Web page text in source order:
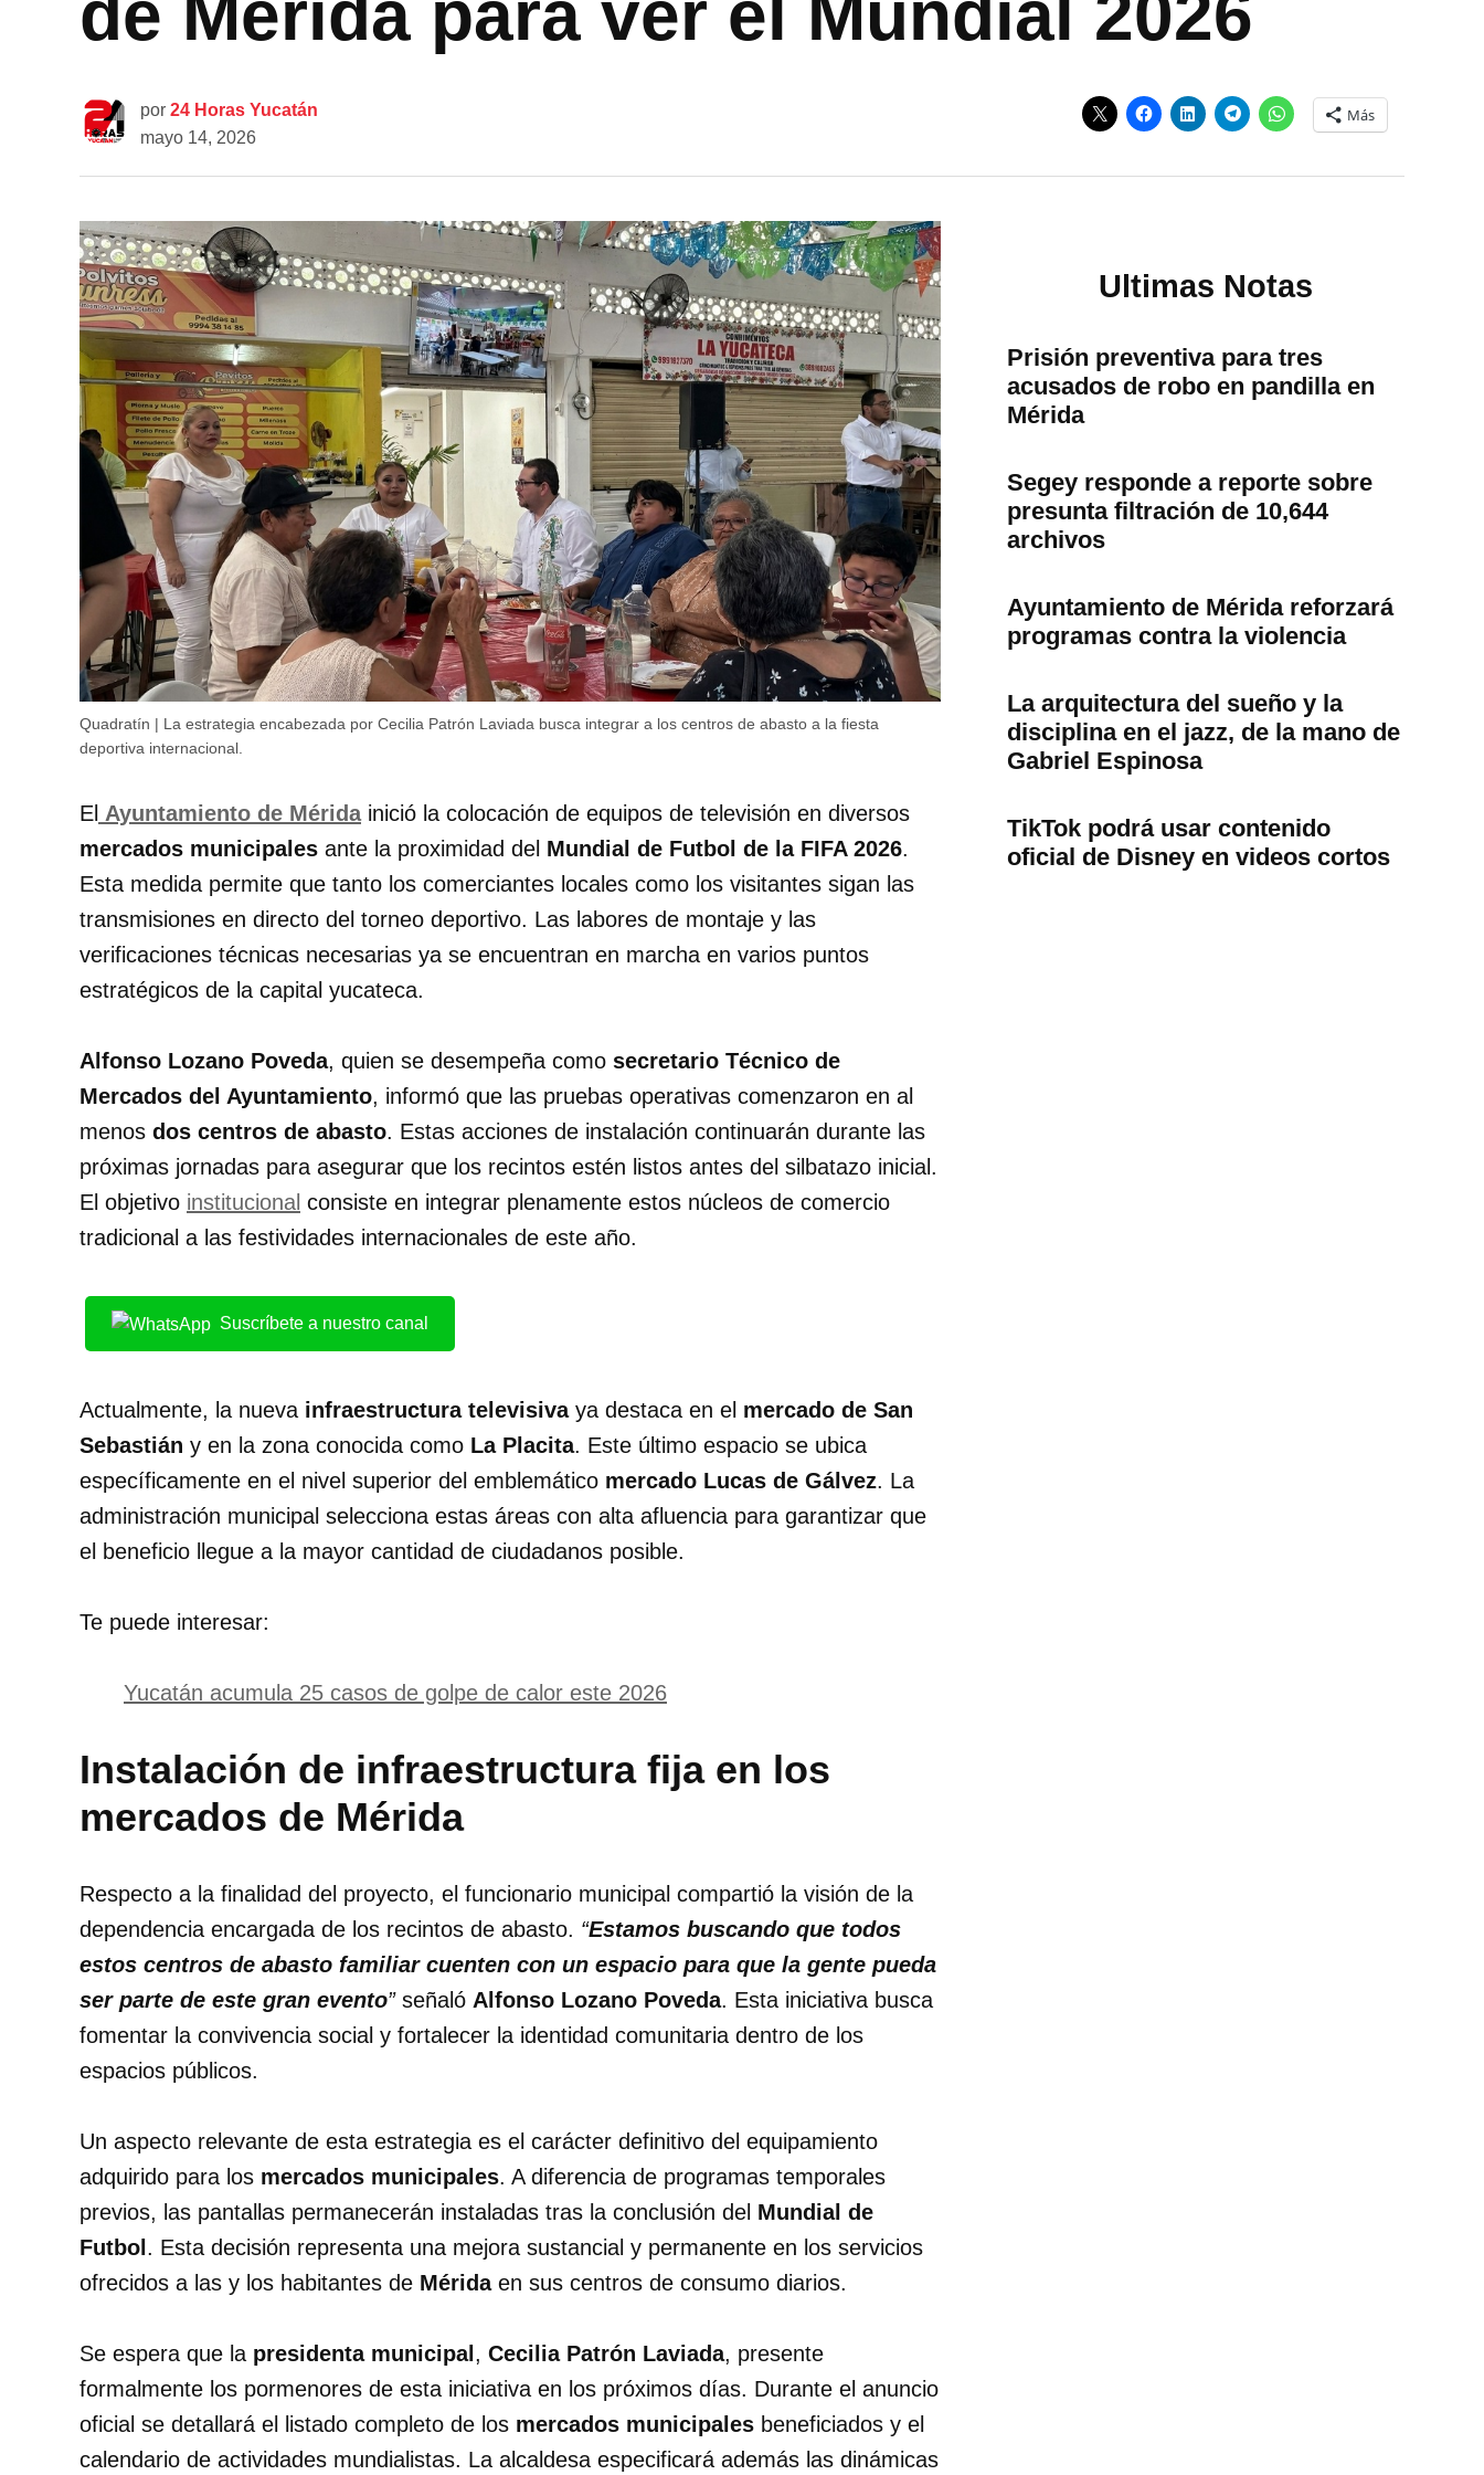
por 24 Horas Yucatán
mayo 14, 2026
Más
Quadratín | La estrategia encabezada por Cecilia Patrón Laviada busca integrar a los centros de abasto a la fiesta
deportiva internacional.
El Ayuntamiento de Méridainició la colocación de equipos de televisión en diversos
mercados municipales ante la proximidad del Mundial de Futbol de la FIFA 2026.
Esta medida permite que tanto los comerciantes locales como los visitantes sigan las
transmisiones en directo del torneo deportivo. Las labores de montaje y las
verificaciones técnicas necesarias ya se encuentran en marcha en varios puntos
estratégicos de la capital yucateca.
Alfonso Lozano Poveda, quien se desempeña como secretario Técnico de
Mercados del Ayuntamiento, informó que las pruebas operativas comenzaron en al
menos dos centros de abasto. Estas acciones de instalación continuarán durante las
próximas jornadas para asegurar que los recintos estén listos antes del silbatazo inicial.
El objetivo institucional consiste en integrar plenamente estos núcleos de comercio
tradicional a las festividades internacionales de este año.
Suscríbete a nuestro canal
Actualmente, la nueva infraestructura televisivaya destaca en el mercado de San
Sebastián y en la zona conocida como La Placita. Este último espacio se ubica
específicamente en el nivel superior del emblemático mercado Lucas de Gálvez. La
administración municipal selecciona estas áreas con alta afluencia para garantizar que
el beneficio llegue a la mayor cantidad de ciudadanos posible.
Te puede interesar:
Yucatán acumula 25 casos de golpe de calor este 2026
Instalación de infraestructura fija en los
mercados de Mérida
Respecto a la finalidad del proyecto, el funcionario municipal compartió la visión de la
dependencia encargada de los recintos de abasto. “Estamos buscando que todos
estos centros de abasto familiar cuenten con un espacio para que la gente pueda
ser parte de este gran evento”señaló Alfonso Lozano Poveda. Esta iniciativa busca
fomentar la convivencia social y fortalecer la identidad comunitaria dentro de los
espacios públicos.
Un aspecto relevante de esta estrategia es el carácter definitivo del equipamiento
adquirido para los mercados municipales. A diferencia de programas temporales
previos, las pantallas permanecerán instaladas tras la conclusión del Mundial de
Futbol . Esta decisión representa una mejora sustancial y permanente en los servicios
ofrecidos a las y los habitantes de Méridaen sus centros de consumo diarios.
Se espera que la presidenta municipal , Cecilia Patrón Laviada, presente
formalmente los pormenores de esta iniciativa en los próximos días. Durante el anuncio
oficial se detallará el listado completo de los mercados municipales beneficiados y el
calendario de actividades mundialistas. La alcaldesa especificará además las dinámicas
Ultimas Notas
Prisión preventiva para tres
acusados de robo en pandilla en
Mérida
Segey responde a reporte sobre
presunta filtración de 10,644
archivos
Ayuntamiento de Mérida reforzará
programas contra la violencia
La arquitectura del sueño y la
disciplina en el jazz, de la mano de
Gabriel Espinosa
TikTok podrá usar contenido
oficial de Disney en videos cortos